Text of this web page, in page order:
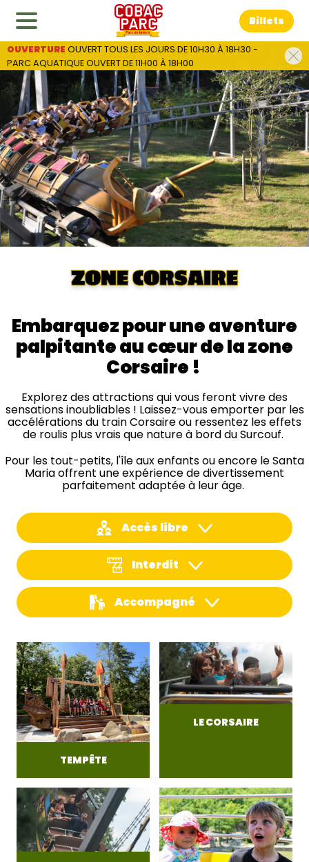
Billets
OUVERTURE OUVERT TOUS LES JOURS DE 10H30 À 18H30 -
PARC AQUATIQUE OUVERT DE 11H00 À 18H00
ZONE CORSAIRE
Embarquez pour une aventure
palpitante au cœur de la zone
Corsaire !
Explorez des attractions qui vous feront vivre des
sensations inoubliables ! Laissez-vous emporter par les
accélérations du train Corsaire ou ressentez les effets
de roulis plus vrais que nature à bord du Surcouf.
Pour les tout-petits, l'île aux enfants ou encore le Santa
Maria offrent une expérience de divertissement
parfaitement adaptée à leur âge.
Accès libre
Interdit
Accompagné
TEMPÊTE
LE CORSAIRE